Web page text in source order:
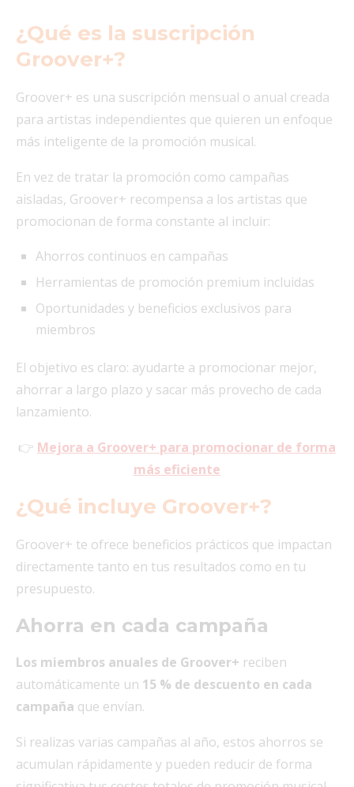
¿Qué es la suscripción
Groover+?
Groover+ es una suscripción mensual o anual creada
para artistas independientes que quieren un enfoque
más inteligente de la promoción musical.
En vez de tratar la promoción como campañas
aisladas, Groover+ recompensa a los artistas que
promocionan de forma constante al incluir:
Ahorros continuos en campañas
Herramientas de promoción premium incluidas
Oportunidades y beneficios exclusivos para
miembros
El objetivo es claro: ayudarte a promocionar mejor,
ahorrar a largo plazo y sacar más provecho de cada
lanzamiento.
👉 Mejora a Groover+ para promocionar de forma
más eficiente
¿Qué incluye Groover+?
Groover+ te ofrece beneficios prácticos que impactan
directamente tanto en tus resultados como en tu
presupuesto.
Ahorra en cada campaña
Los miembros anuales de Groover+ reciben
automáticamente un 15 % de descuento en cada
campaña que envían.
Si realizas varias campañas al año, estos ahorros se
acumulan rápidamente y pueden reducir de forma